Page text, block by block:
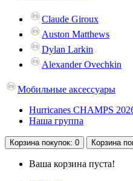
Claude Giroux
Auston Matthews
Dylan Larkin
Alexander Ovechkin
Мобильные аксессуары
Hurricanes CHAMPS
Наша группа
Корзина покупок: 0 Корзина
Ваша корзина пуста!